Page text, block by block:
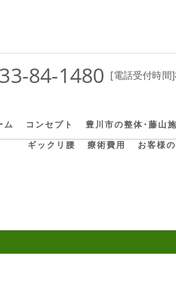
84-1480 [電話受付時
ム コンセプト
豊川市の整体･藤山
ギックリ腰
療術費用 お客様